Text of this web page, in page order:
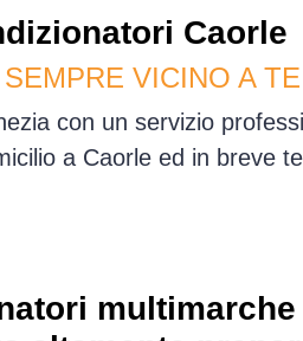
Caorle
VICINO A TE
con un servizio
a Caorle ed in breve
multimarche